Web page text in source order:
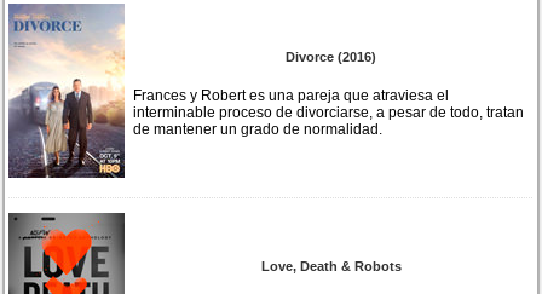
Divorce (2016)
Frances y Robert es una pareja que atraviesa el
interminable proceso de divorciarse, a pesar de todo, tratan
de mantener un grado de normalidad.
Love, Death & Robots